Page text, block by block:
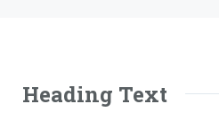
Heading Text